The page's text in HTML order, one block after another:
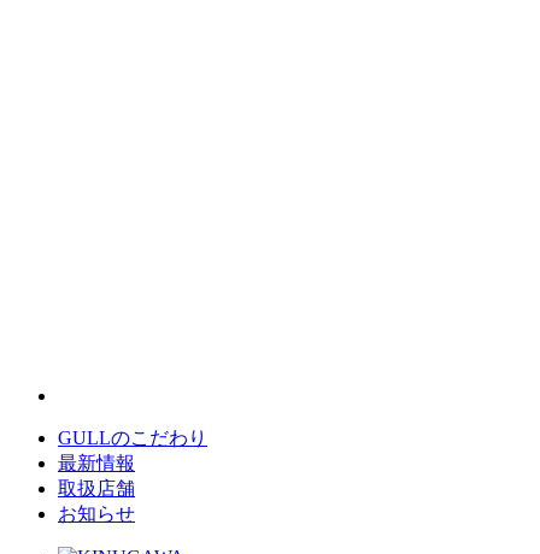
GULLのこだわり
最新情報
取扱店舗
お知らせ